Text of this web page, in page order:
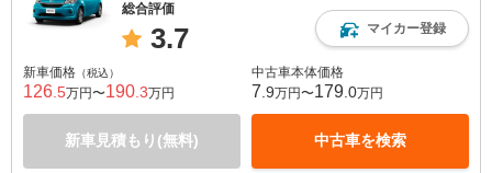
総合評価
3.7 マイカー登録
新車価格 （税込）
126 .5万円〜190 .3万円
新車見積もり(無料)
中古車本体価格
7 .9万円〜179 .0万円
中古車を検索